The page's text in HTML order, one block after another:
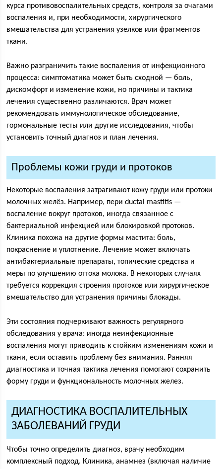
курса противовоспалительных средств, контроля за очагами
воспаления и, при необходимости, хирургического
вмешательства для устранения узелков или фрагментов
ткани.
Важно разграничить такие воспаления от инфекционного
процесса: симптоматика может быть сходной — боль,
дискомфорт и изменение кожи, но причины и тактика
лечения существенно различаются. Врач может
рекомендовать иммунологическое обследование,
гормональные тесты или другие исследования, чтобы
установить точный диагноз и план лечения.
Проблемы кожи груди и протоков
Некоторые воспаления затрагивают кожу груди или протоки
молочных желёз. Например, пери ductal mastitis —
воспаление вокруг протоков, иногда связанное с
бактериальной инфекцией или блокировкой протоков.
Клиника похожа на другие формы мастита: боль,
покраснение и уплотнение. Лечение может включать
антибактериальные препараты, топические средства и
меры по улучшению оттока молока. В некоторых случаях
требуется коррекция строения протоков или хирургическое
вмешательство для устранения причины блокады.
Эти состояния подчеркивают важность регулярного
обследования у врача: иногда неинфекционные
воспаления могут приводить к стойким изменениям кожи и
ткани, если оставить проблему без внимания. Ранняя
диагностика и точная тактика лечения помогают сохранить
форму груди и функциональность молочных желез.
ДИАГНОСТИКА ВОСПАЛИТЕЛЬНЫХ
ЗАБОЛЕВАНИЙ ГРУДИ
Чтобы точно определить диагноз, врачу необходим
комплексный подход. Клиника, анамнез (включая наличие